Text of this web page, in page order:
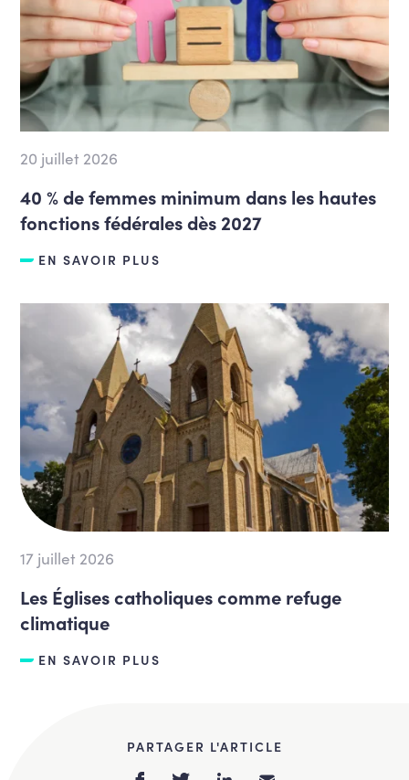
20 juillet 2026
40 % de femmes minimum dans les hautes
fonctions fédérales dès 2027
EN SAVOIR PLUS
17 juillet 2026
Les Églises catholiques comme refuge
climatique
EN SAVOIR PLUS
PARTAGER L'ARTICLE